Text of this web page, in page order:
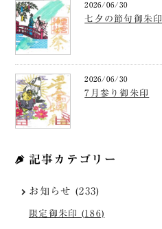
2026/06/30
七夕の節句御朱印
2026/06/30
7月参り御朱印
記事カテゴリー
お知らせ (233)
限定御朱印 (186)